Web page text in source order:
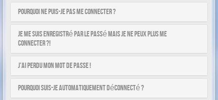
Pourquoi ne puis-je pas me connecter ?
Je me suis enregistré par le passé mais je ne peux plus me
connecter ?!
J’ai perdu mon mot de passe !
Pourquoi suis-je automatiquement déconnecté ?